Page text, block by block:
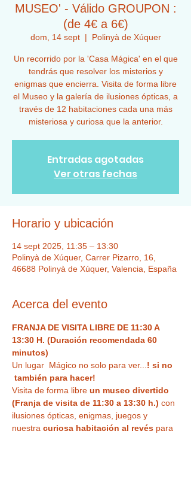
MUSEO' - Válido GROUPON :
(de 4€ a 6€)
dom, 14 sept
  |
Polinyà de Xúquer
Un recorrido por la 'Casa Mágica' en el que
tendrás que resolver los misterios y
enigmas que encierra. Visita de forma libre
el Museo y la galería de ilusiones ópticas, a
través de 12 habitaciones cada una más
misteriosa y curiosa que la anterior.
Entradas agotadas
Ver otras fechas
Horario y ubicación
14 sept 2025, 11:35 – 13:30
Polinyà de Xúquer, Carrer Pizarro, 16,
46688 Polinyà de Xúquer, Valencia, España
Acerca del evento
FRANJA DE VISITA LIBRE DE 11:30 A
13:30 H. (Duración recomendada 60
minutos)
Un lugar  Mágico no solo para ver... ! si no
también para hacer!
Visita de forma libre un museo divertido
(Franja de visita de 11:30 a 13:30 h.) con
ilusiones ópticas, enigmas, juegos y
nuestra curiosa habitación al revés para